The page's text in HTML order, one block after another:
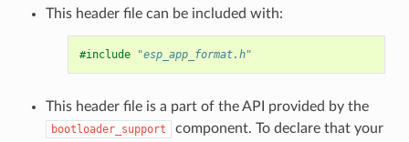
This header file can be included with:
#include "esp_app_format.h"
This header file is a part of the API provided by the
bootloader_support
component. To declare that your